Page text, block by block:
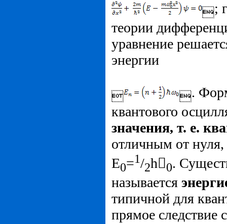
;
теории
уравнение
энергии
 .
квантового
значения, т. е.
отличным от
E0=1/2h0.
называется
типичной для
прямое следствие